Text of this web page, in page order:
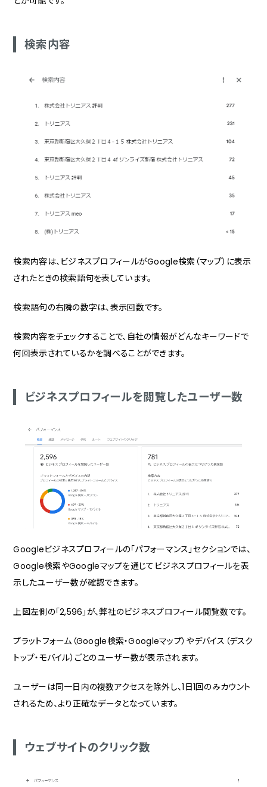
検索内容
検索内容は、ビジネスプロフィールがGoogle検索（マップ）に表示
されたときの検索語句を表しています。
検索語句の右隣の数字は、表示回数です。
検索内容をチェックすることで、自社の情報がどんなキーワードで
何回表示されているかを調べることができます。
ビジネスプロフィールを閲覧したユーザー数
Googleビジネスプロフィールの「パフォーマンス」セクションでは、
Google検索やGoogleマップを通じてビジネスプロフィールを表
示したユーザー数が確認できます。
上図左側の「2,596」が、弊社のビジネスプロフィール閲覧数です。
プラットフォーム（Google検索・Googleマップ）やデバイス（デスク
トップ・モバイル）ごとのユーザー数が表示されます。
ユーザーは同一日内の複数アクセスを除外し、1日1回のみカウント
されるため、より正確なデータとなっています。
ウェブサイトのクリック数